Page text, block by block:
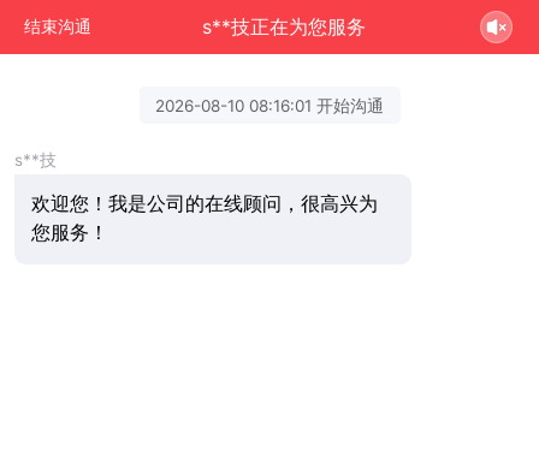
结束沟通 s**技正在为您服务
2026-08-10 08:16:01 开始沟通
s**技
欢迎您！我是公司的在线顾问，很高兴为
您服务！